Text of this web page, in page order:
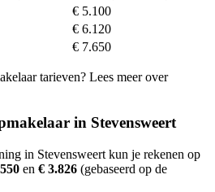
€ 5.100
€ 6.120
€ 7.650
tarieven? Lees meer over
in Stevensweert
in Stevensweert kun je rekenen op
en € 3.826 (gebaseerd op de